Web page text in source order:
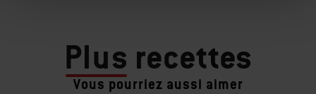
Plus recettes
Vous pourriez aussi aimer